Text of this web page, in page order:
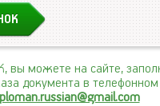
вы можете на сайте,
документа в